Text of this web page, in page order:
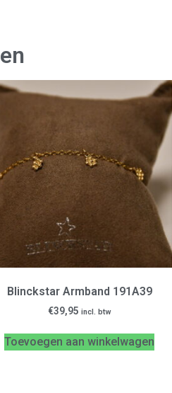
Blinckstar Armband 191A39
€39,95 incl. btw
Toevoegen aan winkelwagen